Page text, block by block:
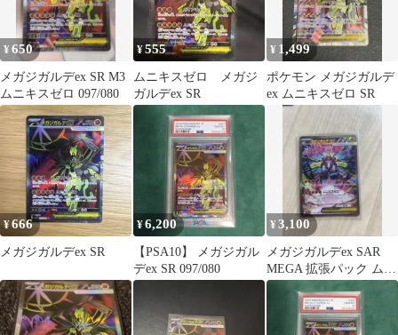
¥650
メガジガルデex SR M3
ムニキスゼロ 097/080
¥555
ムニキスゼロ メガジ
ガルデex SR
¥ 1,499
ポケモン メガジガルデ
ex ムニキスゼロ SR
¥666
メガジガルデex SR
¥6,200
【PSA10】 メガジガル
デex SR 097/080
¥3,100
メガジガルデex SAR
MEGA 拡張パック ムニ
キスゼロ キラ 113/0…